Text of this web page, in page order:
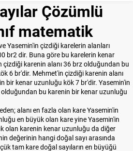
Çözümlü
matematik
Yasemin'in çizdiği karelerin alanları
br2 dir. Buna göre bu karelerin kenar
çizdiği karenin alanı 36 brz olduğundan bu
6 br'dir. Mehmet'in çizdiği karenin alanı
bir kenar uzunluğu kök 7 br'dir. Yasemin'in
bu karenin bir kenar uzunluğu
alanı en fazla olan kare Yasemin'in
en büyük olan kare yine Yasemin'in
olan karenin kenar uzunluğu da diğer
değerinin hangi doğal sayı arasında
tam kare doğal sayıların en büyüğü